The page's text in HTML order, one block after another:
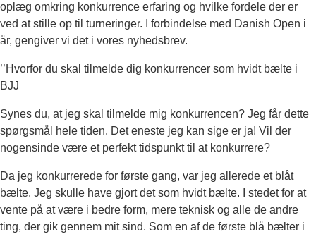
oplæg omkring konkurrence erfaring og hvilke fordele der er
ved at stille op til turneringer. I forbindelse med Danish Open i
år, gengiver vi det i vores nyhedsbrev.
’’Hvorfor du skal tilmelde dig konkurrencer som hvidt bælte i
BJJ
Synes du, at jeg skal tilmelde mig konkurrencen? Jeg får dette
spørgsmål hele tiden. Det eneste jeg kan sige er ja! Vil der
nogensinde være et perfekt tidspunkt til at konkurrere?
Da jeg konkurrerede for første gang, var jeg allerede et blåt
bælte. Jeg skulle have gjort det som hvidt bælte. I stedet for at
vente på at være i bedre form, mere teknisk og alle de andre
ting, der gik gennem mit sind. Som en af ​​de første blå bælter i